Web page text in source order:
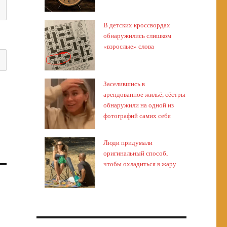
В детских кроссвордах
обнаружились слишком
«взрослые» слова
Заселившись в
арендованное жильё, сёстры
обнаружили на одной из
фотографий самих себя
Люди придумали
оригинальный способ,
чтобы охладиться в жару